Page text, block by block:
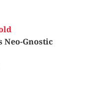
Neo-Gnostic